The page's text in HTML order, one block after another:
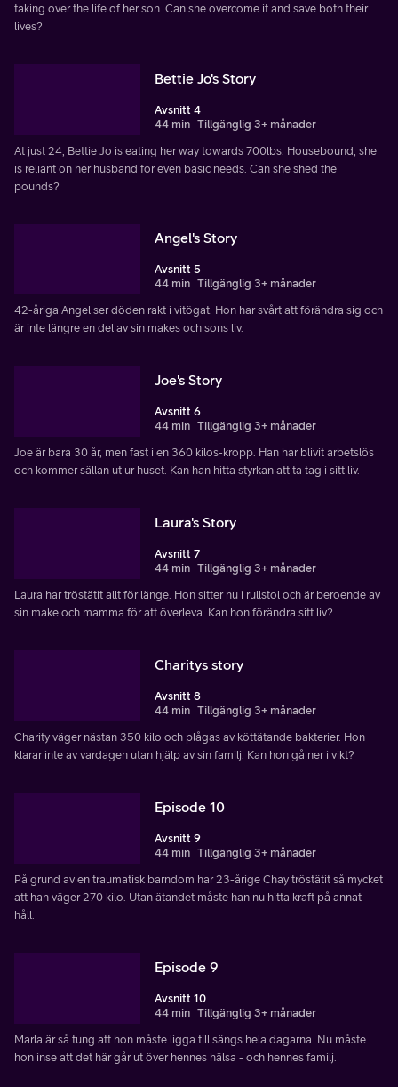
taking over the life of her son. Can she overcome it and save both their
lives?
Bettie Jo's Story
Avsnitt 4
44 min Tillgänglig 3+ månader
At just 24, Bettie Jo is eating her way towards 700lbs. Housebound, she
is reliant on her husband for even basic needs. Can she shed the
pounds?
Angel's Story
Avsnitt 5
44 min Tillgänglig 3+ månader
42-åriga Angel ser döden rakt i vitögat. Hon har svårt att förändra sig och
är inte längre en del av sin makes och sons liv.
Joe's Story
Avsnitt 6
44 min Tillgänglig 3+ månader
Joe är bara 30 år, men fast i en 360 kilos-kropp. Han har blivit arbetslös
och kommer sällan ut ur huset. Kan han hitta styrkan att ta tag i sitt liv.
Laura's Story
Avsnitt 7
44 min Tillgänglig 3+ månader
Laura har tröstätit allt för länge. Hon sitter nu i rullstol och är beroende av
sin make och mamma för att överleva. Kan hon förändra sitt liv?
Charitys story
Avsnitt 8
44 min Tillgänglig 3+ månader
Charity väger nästan 350 kilo och plågas av köttätande bakterier. Hon
klarar inte av vardagen utan hjälp av sin familj. Kan hon gå ner i vikt?
Episode 10
Avsnitt 9
44 min Tillgänglig 3+ månader
På grund av en traumatisk barndom har 23-årige Chay tröstätit så mycket
att han väger 270 kilo. Utan ätandet måste han nu hitta kraft på annat
håll.
Episode 9
Avsnitt 10
44 min Tillgänglig 3+ månader
Marla är så tung att hon måste ligga till sängs hela dagarna. Nu måste
hon inse att det här går ut över hennes hälsa - och hennes familj.